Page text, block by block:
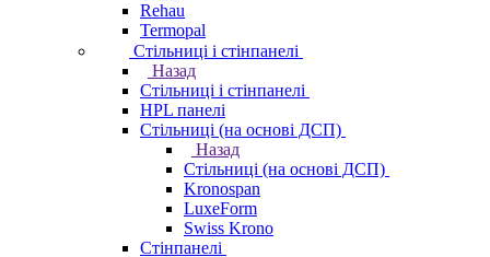
Rehau
Termopal
Стільниці і стінпанелі
Назад
Стільниці і стінпанелі
HPL панелі
Стільниці (на основі ДСП)
Назад
Стільниці (на основі ДСП)
Kronospan
LuxeForm
Swiss Krono
Стінпанелі